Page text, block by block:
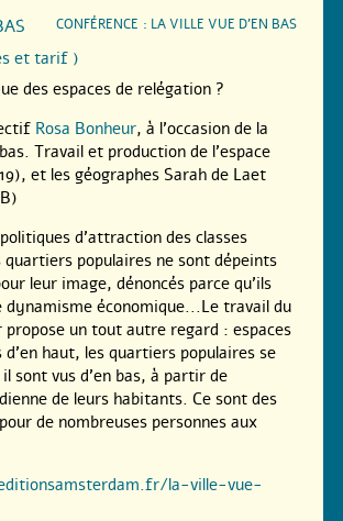
CONFÉRENCE : LA VILLE VUE D’EN BAS
et tarif )
des espaces de relégation ?
Rosa Bonheur, à l’occasion de la
Travail et production de l’espace
et les géographes Sarah de Laet
d’attraction des classes
populaires ne sont dépeints
leur image, dénoncés parce qu’ils
économique...Le travail du
un tout autre regard : espaces
haut, les quartiers populaires se
sont vus d’en bas, à partir de
de leurs habitants. Ce sont des
de nombreuses personnes aux
la-ville-vue-